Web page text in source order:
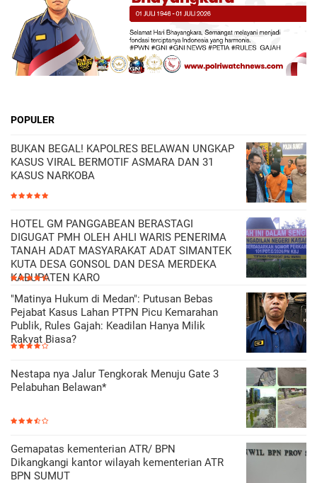
POPULER
BUKAN BEGAL! KAPOLRES BELAWAN UNGKAP
KASUS VIRAL BERMOTIF ASMARA DAN 31
KASUS NARKOBA
HOTEL GM PANGGABEAN BERASTAGI
DIGUGAT PMH OLEH AHLI WARIS PENERIMA
TANAH ADAT MASYARAKAT ADAT SIMANTEK
KUTA DESA GONSOL DAN DESA MERDEKA
KABUPATEN KARO
"Matinya Hukum di Medan": Putusan Bebas
Pejabat Kasus Lahan PTPN Picu Kemarahan
Publik, Rules Gajah: Keadilan Hanya Milik
Rakyat Biasa?
Nestapa nya Jalur Tengkorak Menuju Gate 3
Pelabuhan Belawan*
Gemapatas kementerian ATR/ BPN
Dikangkangi kantor wilayah kementerian ATR
BPN SUMUT